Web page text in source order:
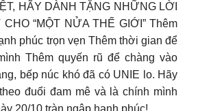
HÃY DÀNH TẶNG NHỮNG LỜI
“MỘT NỬA THẾ GIỚI” Thêm
phúc trọn vẹn Thêm thời gian để
Thêm quyến rũ để chàng vào
bếp núc khó đã có UNIE lo. Hãy
đuổi đam mê và là chính mình
20/10 tràn ngập hạnh phúc!